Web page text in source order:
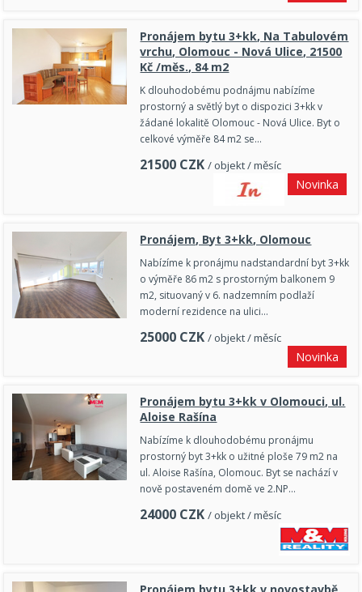
Pronájem bytu 3+kk, Na Tabulovém
vrchu, Olomouc - Nová Ulice, 21500
Kč /měs., 84 m2
K dlouhodobému podnájmu nabízíme
prostorný a světlý byt o dispozici 3+kk v
žádané lokalitě Olomouc - Nová Ulice. Byt o
celkové výměře 84 m2 se…
21500 CZK / objekt / měsíc
Novinka
Pronájem, Byt 3+kk, Olomouc
Nabízíme k pronájmu nadstandardní byt 3+kk
o výměře 86 m2 s prostorným balkonem 9
m2, situovaný v 6. nadzemním podlaží
moderní rezidence na ulici…
25000 CZK / objekt / měsíc
Novinka
Pronájem bytu 3+kk v Olomouci, ul.
Aloise Rašína
Nabízíme k dlouhodobému pronájmu
prostorný byt 3+kk o užitné ploše 79 m2 na
ul. Aloise Rašína, Olomouc. Byt se nachází v
nově postaveném domě ve 2.NP…
24000 CZK / objekt / měsíc